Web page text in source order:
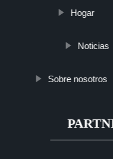
Hogar
Noticias
Sobre nosotros